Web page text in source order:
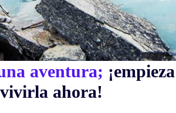
aventura; ¡empieza
ahora!